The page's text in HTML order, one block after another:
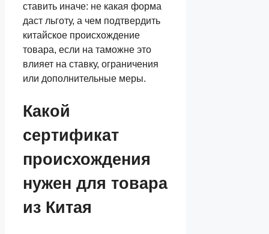
ставить иначе: не какая форма
даст льготу, а чем подтвердить
китайское происхождение
товара, если на таможне это
влияет на ставку, ограничения
или дополнительные меры.
Какой
сертификат
происхождения
нужен для товара
из Китая